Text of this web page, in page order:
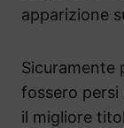
apparizione
Sicuramente
fossero persi
il migliore